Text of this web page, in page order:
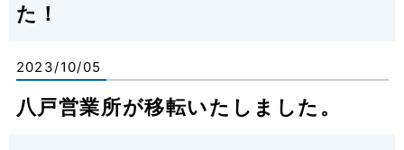
た！
2023/10/05
八戸営業所が移転いたしました。